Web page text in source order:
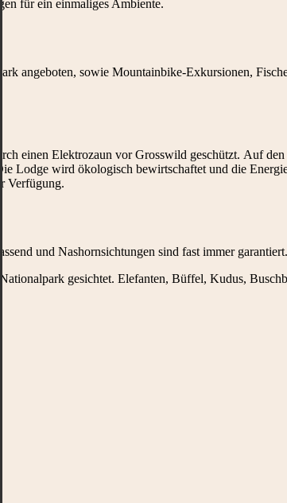
für ein einmaliges Ambiente.
angeboten, sowie Mountainbike-Exkursionen,
einen Elektrozaun vor Grosswild geschützt. Auf
Lodge wird ökologisch bewirtschaftet und die
Verfügung.
und Nashornsichtungen sind fast immer garantiert.
gesichtet. Elefanten, Büffel, Kudus,